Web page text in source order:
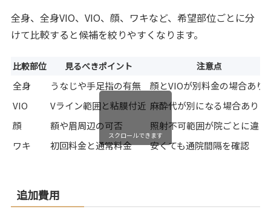
全身、全身VIO、VIO、顔、ワキなど、希望部位ごとに分
けて比較すると候補を絞りやすくなります。
比較部位 見るべきポイント 注意点
全身 うなじや手足指の有無
顔とVIOが別料金の場合あり
VIO
Vライン範囲と粘膜付近 麻酔代が別になる場合あり
顔
額や眉周辺の可否
照射不可範囲が院ごとに違う
ワキ
初回料金と通常料金 安くても通院間隔を確認
スクロールできます
追加費用